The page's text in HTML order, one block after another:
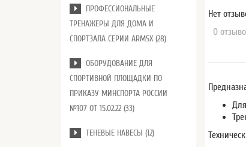
ПРОФЕССИОНАЛЬНЫЕ
ТРЕНАЖЕРЫ ДЛЯ ДОМА И
СПОРТЗАЛА СЕРИИ ARMSX (28)
ОБОРУДОВАНИЕ ДЛЯ
СПОРТИВНОЙ ПЛОЩАДКИ ПО
ПРИКАЗУ МИНСПОРТА РОССИИ
№107 ОТ 15.02.22 (33)
ТЕНЕВЫЕ НАВЕСЫ (12)
Нет
0